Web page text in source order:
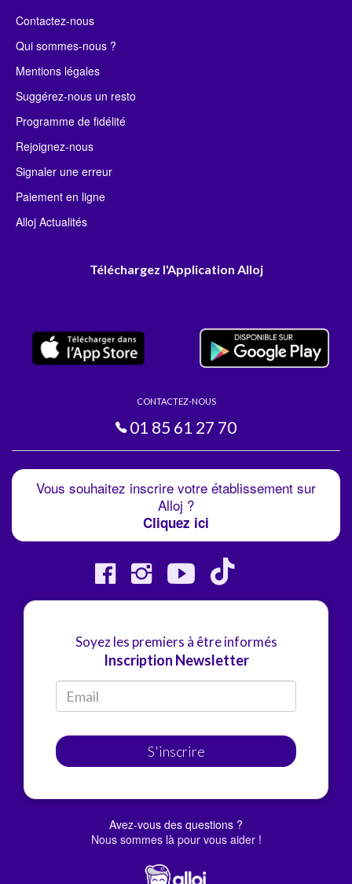
Contactez-nous
Qui sommes-nous ?
Mentions légales
Suggérez-nous un resto
Programme de fidélité
Rejoignez-nous
Signaler une erreur
Paiement en ligne
Alloj Actualités
Téléchargez l'Application Alloj
CONTACTEZ-NOUS
01 85 61 27 70
Vous souhaitez inscrire votre établissement sur
Alloj ?
Cliquez ici
Soyez les premiers à être informés
Inscription Newsletter
S'inscrire
Avez-vous des questions ?
Nous sommes là pour vous aider !